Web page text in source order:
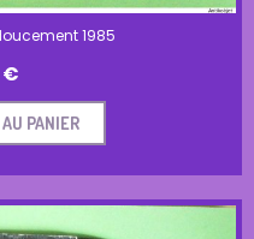
1985
€
PANIER